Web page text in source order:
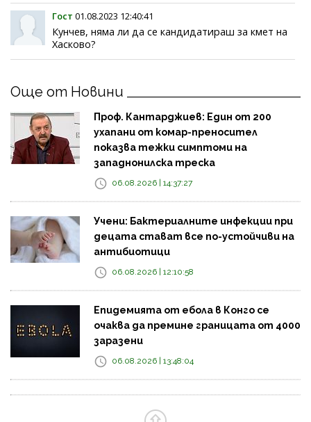
Гост 01.08.2023 12:40:41
Кунчев, няма ли да се кандидатираш за кмет на
Хасково?
Още от Новини
Проф. Кантарджиев: Един от 200
ухапани от комар-преносител
показва тежки симптоми на
западнонилска треска
06.08.2026 | 14:37:27
Учени: Бактериалните инфекции при
децата стават все по-устойчиви на
антибиотици
06.08.2026 | 12:10:58
Епидемията от ебола в Конго се
очаква да премине границата от 4000
заразени
06.08.2026 | 13:48:04